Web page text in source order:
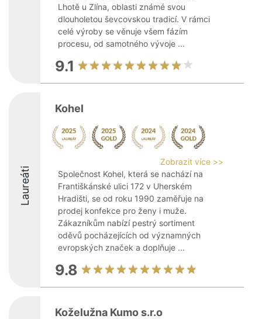
Lhotě u Zlína, oblasti známé svou
dlouholetou ševcovskou tradicí. V rámci
celé výroby se věnuje všem fázím
procesu, od samotného vývoje ...
9.1
Laureáti
Kohel
Zobrazit více >>
Společnost Kohel, která se nachází na
Františkánské ulici 172 v Uherském
Hradišti, se od roku 1990 zaměřuje na
prodej konfekce pro ženy i muže.
Zákazníkům nabízí pestrý sortiment
oděvů pocházejících od významných
evropských značek a doplňuje ...
9.8
Koželužna Kumo s.r.o